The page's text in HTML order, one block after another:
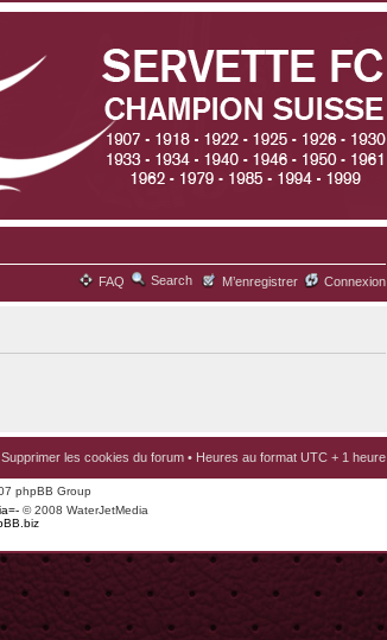
FAQ Search M’enregistrer Connexion
Supprimer les cookies du forum • Heures au format UTC + 1 heure
phpBB Group
© 2008 WaterJetMedia